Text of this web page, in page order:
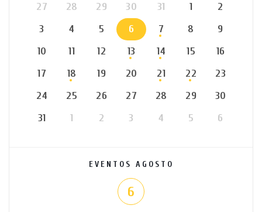
27
28 29 30 31 1
2
3
4 5 6 7 8
9
10
11 12 13 14 15
16
17
18 19 20 21 22
23
24
25 26 27 28 29
30
31
1 2 3 4 5 6
EVENTOS AGOSTO
6